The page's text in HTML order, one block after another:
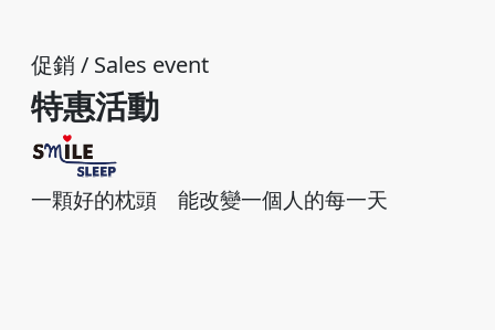
促銷 / Sales event
特惠活動
一顆好的枕頭 能改變一個人的每一天